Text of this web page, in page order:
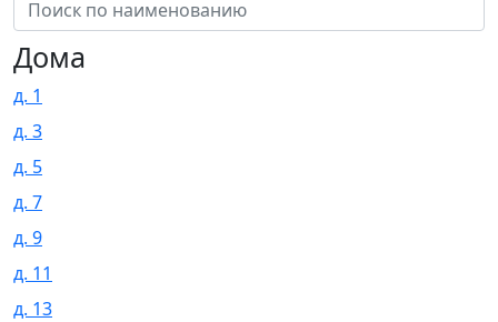
Дома
д. 1
д. 3
д. 5
д. 7
д. 9
д. 11
д. 13